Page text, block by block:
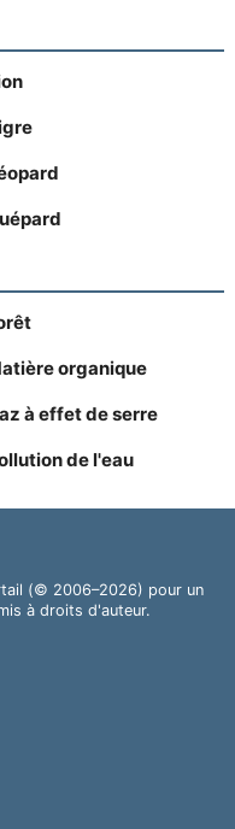
organique
à effet de serre
de l'eau
(© 2006–2026) pour un
à droits d'auteur.